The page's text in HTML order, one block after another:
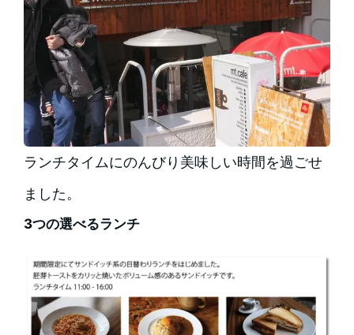
ランチタイムにのんびり美味しい時間を過ごせ
ました。
3つの選べるランチ